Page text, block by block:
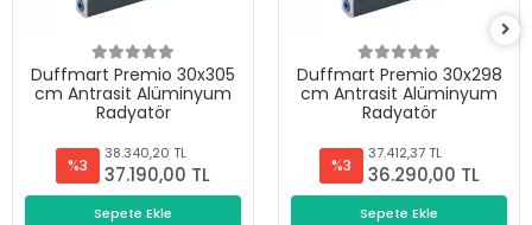
Duffmart Premio 30x305
cm Antrasit Alüminyum
Radyatör
%3
38.340,20 TL
37.190,00 TL
Sepete Ekle
Duffmart Premio 30x298
cm Antrasit Alüminyum
Radyatör
%3
37.412,37 TL
36.290,00 TL
Sepete Ekle